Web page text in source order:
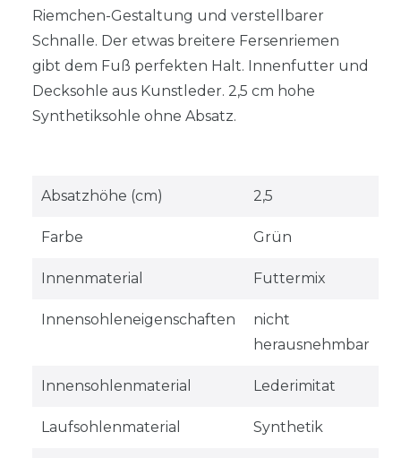
Riemchen-Gestaltung und verstellbarer
Schnalle. Der etwas breitere Fersenriemen
gibt dem Fuß perfekten Halt. Innenfutter und
Decksohle aus Kunstleder. 2,5 cm hohe
Synthetiksohle ohne Absatz.
Absatzhöhe (cm) 2,5
Farbe Grün
Innenmaterial Futtermix
Innensohleneigenschaften
nicht
herausnehmbar
Innensohlenmaterial Lederimitat
Laufsohlenmaterial Synthetik